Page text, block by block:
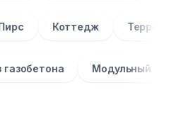
Коттедж Терраса
Дом из газобетона